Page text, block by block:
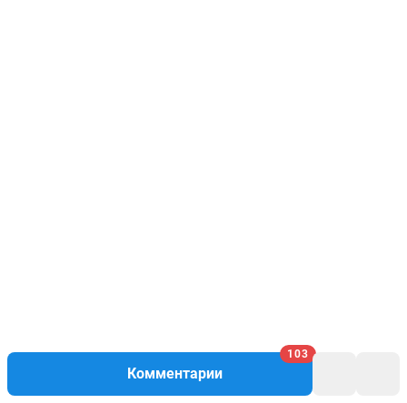
Комментарии
103